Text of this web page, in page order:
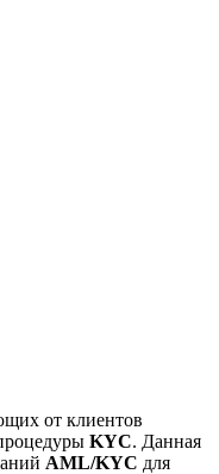
от клиентов
KYC. Данная
AML/KYC для